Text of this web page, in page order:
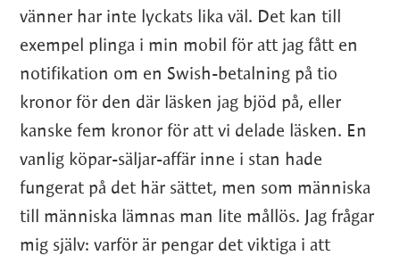
vänner har inte lyckats lika väl. Det kan till
exempel plinga i min mobil för att jag fått en
notifikation om en Swish-betalning på tio
kronor för den där läsken jag bjöd på, eller
kanske fem kronor för att vi delade läsken. En
vanlig köpar-säljar-affär inne i stan hade
fungerat på det här sättet, men som människa
till människa lämnas man lite mållös. Jag frågar
mig själv: varför är pengar det viktiga i att